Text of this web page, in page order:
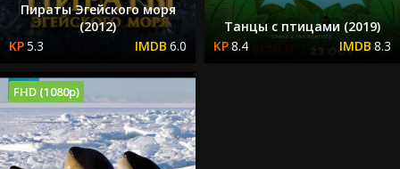
Пираты Эгейского моря
(2012)
5.3
6.0
Танцы с птицами (2019)
8.4
8.3
FHD (1080p)